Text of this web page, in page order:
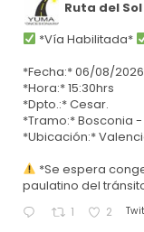
Ruta del
*Vía Habilitada*
*Fecha:* 06/08/
*Hora:* 15:30hrs
*Dpto.:* Cesar.
*Tramo:* Bosconia
*Ubicación:*
*Se espera
paulatino del
1 2